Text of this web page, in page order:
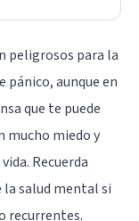
peligrosos para la
pánico, aunque en
que te puede
mucho miedo y
Recuerda
salud mental si
recurrentes.